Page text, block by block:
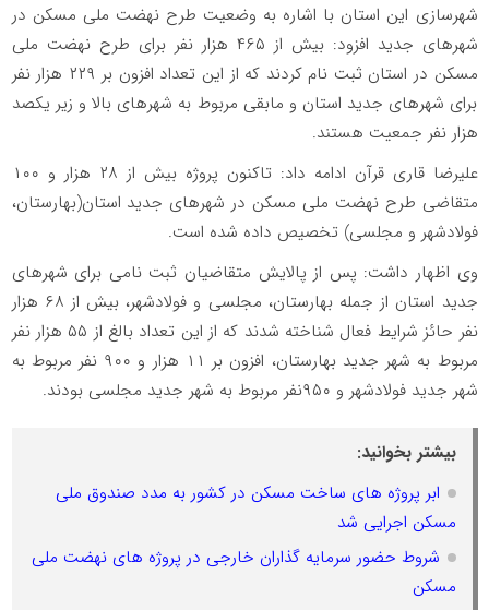
شهرسازی این استان با اشاره به وضعیت طرح نهضت ملی مسکن در
شهرهای جدید افزود: بیش از ۴۶۵ هزار نفر برای طرح نهضت ملی
مسکن در استان ثبت نام کردند که از این تعداد افزون بر ۲۲۹ هزار نفر
برای شهرهای جدید استان و مابقی مربوط به شهرهای بالا و زیر یکصد
هزار نفر جمعیت هستند.
علیرضا قاری‌ قرآن ادامه داد: تاکنون پروژه بیش از ۲۸ هزار و ۱۰۰
متقاضی طرح نهضت ملی مسکن در شهرهای جدید استان(بهارستان،
فولادشهر و مجلسی) تخصیص داده شده است.
وی اظهار داشت: پس از پالایش‌ متقاضیان ثبت نامی برای شهرهای
جدید استان از جمله بهارستان، مجلسی و فولادشهر، بیش از ۶۸ هزار
نفر حائز شرایط فعال شناخته شدند که از این تعداد بالغ از ۵۵ هزار نفر
مربوط به شهر جدید بهارستان، افزون بر ۱۱ هزار و ۹۰۰ نفر مربوط به
شهر جدید فولادشهر و ۹۵۰نفر مربوط به شهر جدید مجلسی بودند.
بیشتر بخوانید:
ابر پروژه های ساخت مسکن در کشور به مدد صندوق ملی
مسکن اجرایی شد
شروط حضور سرمایه گذاران خارجی‌ در پروژه های نهضت ملی
مسکن